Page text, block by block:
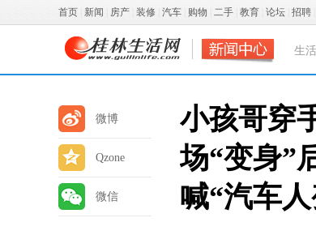
首页 新闻 房产 装修 汽车 购物 二手 教育 论坛 招聘
生
微博
Qzone
微信
小孩哥穿
场“变身”
喊“汽车